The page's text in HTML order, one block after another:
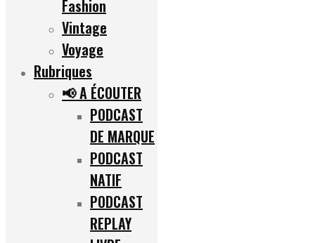
Fashion
Vintage
Voyage
Rubriques
📢 A ÉCOUTER
PODCAST
DE MARQUE
PODCAST
NATIF
PODCAST
REPLAY